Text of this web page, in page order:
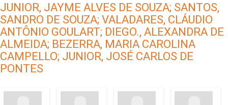
JUNIOR, JAYME ALVES DE SOUZA; SANTOS,
SANDRO DE SOUZA; VALADARES, CLÁUDIO
ANTÔNIO GOULART; DIEGO., ALEXANDRA DE
ALMEIDA; BEZERRA, MARIA CAROLINA
CAMPELLO; JUNIOR, JOSÉ CARLOS DE
PONTES